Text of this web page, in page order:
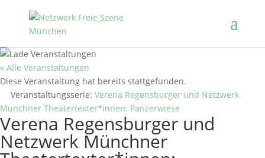
« Alle Veranstaltungen
Diese Veranstaltung hat bereits stattgefunden.
Veranstaltungsserie: Verena Regensburger und Netzwerk
Münchner Theatertexter*innen: Panzerwiese
Verena Regensburger und
Netzwerk Münchner